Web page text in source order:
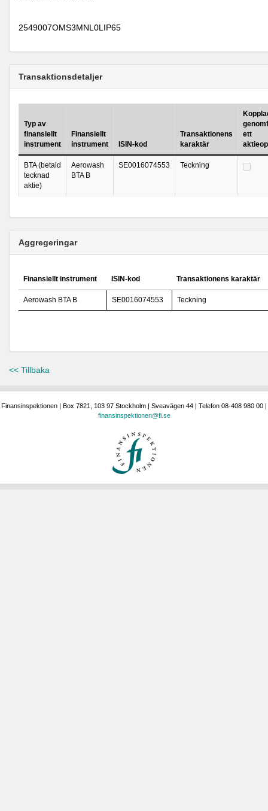
2549007OMS3MNL0LIP65
Transaktionsdetaljer
Typ av
finansiellt
instrument
Finansiellt
instrument
ISIN-kod
Transaktionens
karaktär
ett
BTA (betald
tecknad
aktie)
Aerowash
BTA B
SE0016074553 Teckning
Aggregeringar
Finansiellt instrument ISIN-kod Transaktionens karaktär
Aerowash BTA B SE0016074553 Teckning
<< Tillbaka
Finansinspektionen | Box 7821, 103 97 Stockholm | Sveavägen 44 | Telefon 08-408 980 00 |
finansinspektionen@fi.se